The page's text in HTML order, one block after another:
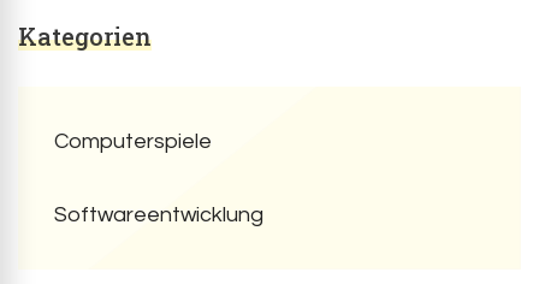
Kategorien
Computerspiele
Softwareentwicklung